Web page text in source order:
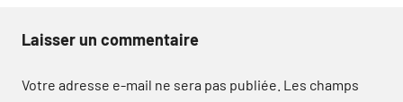
Laisser un commentaire
Votre adresse e-mail ne sera pas publiée. Les champs